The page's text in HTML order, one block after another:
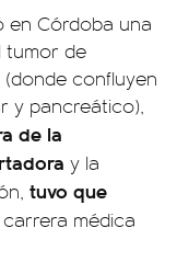
en Córdoba una
tumor de
confluyen
y pancreático),
de la
y la
tuvo que
médica